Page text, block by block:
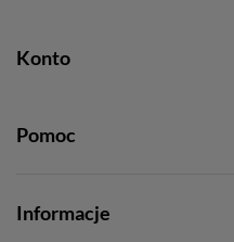
Konto
Pomoc
Informacje